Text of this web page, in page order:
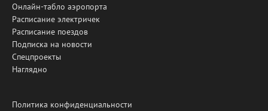
Онлайн-табло аэропорта
Расписание электричек
Расписание поездов
Подписка на новости
Спецпроекты
Наглядно
Политика конфиденциальности